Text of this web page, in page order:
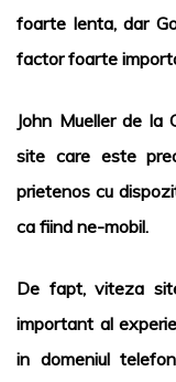
foarte lenta, dar
factor foarte
John Mueller de la
site care este
prietenos cu
ca fiind ne-mobil.
De fapt, viteza
important al
in domeniul